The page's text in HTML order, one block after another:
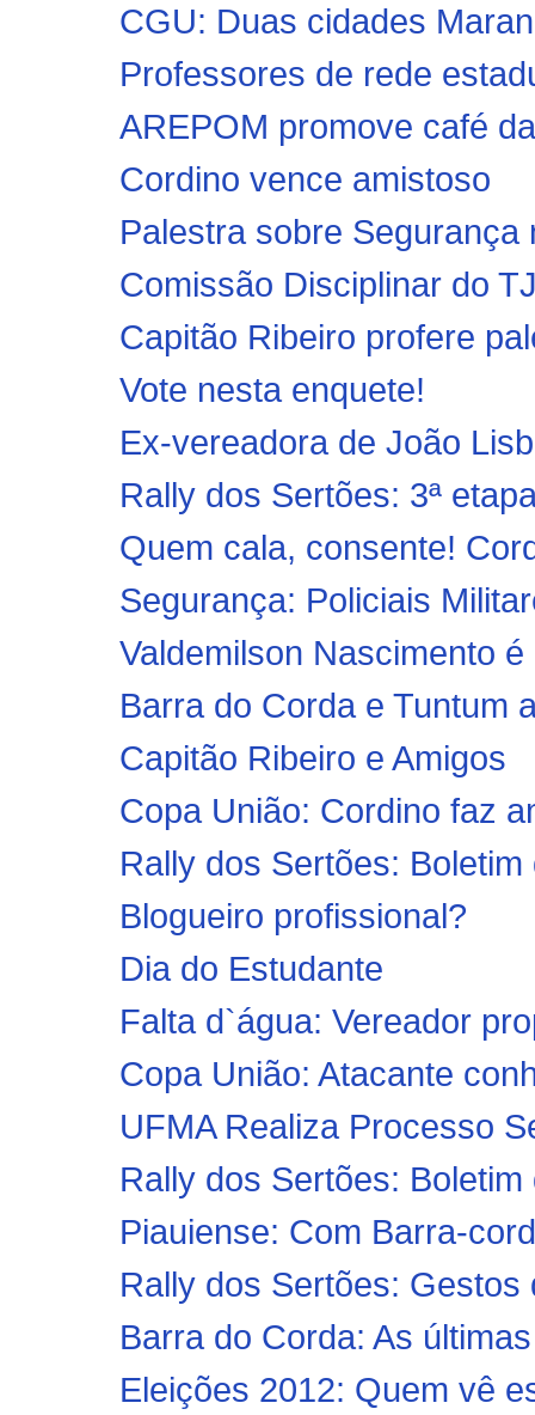
CGU: Duas cidades
Professores de rede
AREPOM promove café
Cordino vence amistoso
Palestra sobre Segurança
Comissão Disciplinar do
Capitão Ribeiro profere
Vote nesta enquete!
Ex-vereadora de João
Rally dos Sertões: 3ª
Quem cala, consente!
Segurança: Policiais
Valdemilson Nascimento
Barra do Corda e Tuntum
Capitão Ribeiro e Amigos
Copa União: Cordino faz
Rally dos Sertões: Boletim
Blogueiro profissional?
Dia do Estudante
Falta d`água: Vereador
Copa União: Atacante
UFMA Realiza Processo
Rally dos Sertões: Boletim
Piauiense: Com Barra-
Rally dos Sertões:
Barra do Corda: As
Eleições 2012: Quem vê